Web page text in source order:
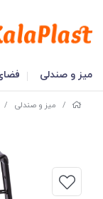
میز و صندلی
/ میز و صندلی /